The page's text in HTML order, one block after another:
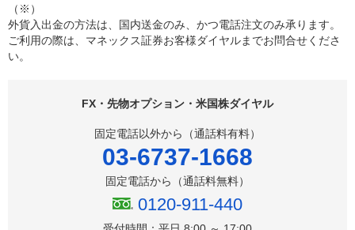
（※）
外貨入出金の方法は、国内送金のみ、かつ電話注文のみ承ります。
ご利用の際は、マネックス証券お客様ダイヤルまでお問合せくださ
い。
FX・先物オプション・米国株ダイヤル
固定電話以外から（通話料有料）
03-6737-1668
固定電話から（通話料無料）
0120-911-440